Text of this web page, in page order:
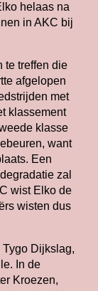
helaas na
in AKC bij
te treffen die
afgelopen
met
klassement
klasse
want
Een
zal
wist Elko de
wisten dus
Tygo Dijkslag,
In de
Kroezen,